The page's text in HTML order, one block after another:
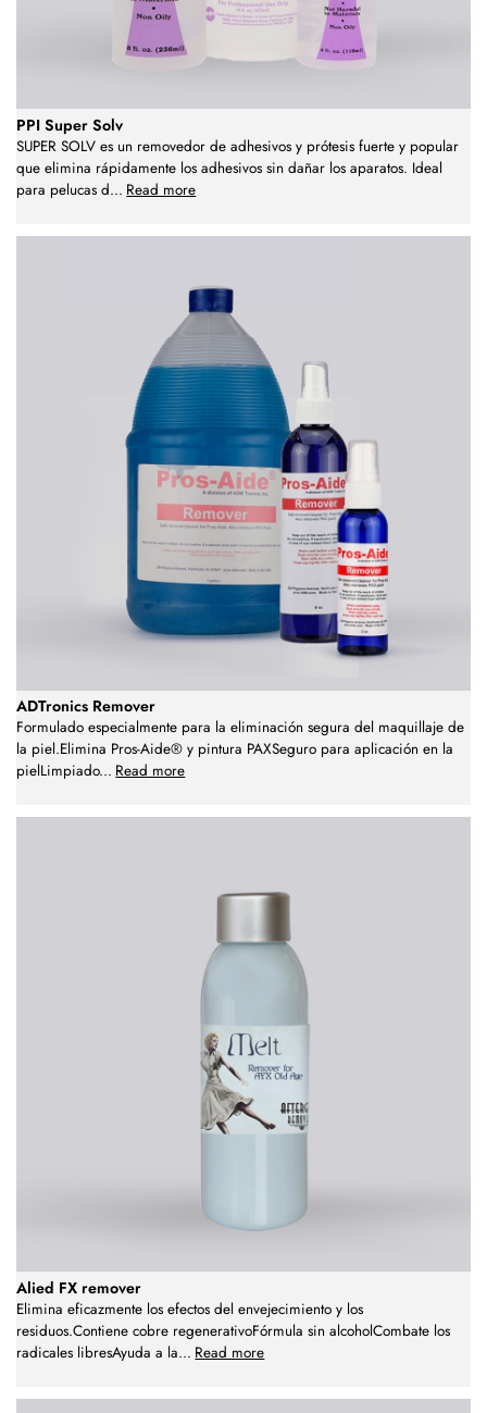
PPI Super Solv
SUPER SOLV es un removedor de adhesivos y prótesis fuerte y popular
que elimina rápidamente los adhesivos sin dañar los aparatos. Ideal
para pelucas d... Read more
ADTronics Remover
Formulado especialmente para la eliminación segura del maquillaje de
la piel.Elimina Pros-Aide® y pintura PAXSeguro para aplicación en la
pielLimpiado... Read more
Alied FX remover
Elimina eficazmente los efectos del envejecimiento y los
residuos.Contiene cobre regenerativoFórmula sin alcoholCombate los
radicales libresAyuda a la... Read more